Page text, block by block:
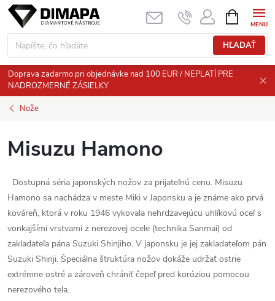
Prejsť
obsah
HĽADAŤ
KOŠÍK
Doprava zadarmo pri objednávke nad 100 EUR / NEPLATÍ PRE
NADROZMERNÉ ZÁSIELKY
Nože
Misuzu Hamono
Dostupná séria japonských nožov za prijateľnú cenu. Misuzu
Hamono sa nachádza v meste Miki v Japonsku a je známe ako prvá
kováreň, ktorá v roku 1946 vykovala nehrdzavejúcu uhlíkovú oceľ s
vonkajšími vrstvami z nerezovej ocele (technika Sanmai) od
zakladateľa pána Suzuki Shinjiho. V japonsku je jej zakladateľom pán
Suzuki Shinji. Špeciálna štruktúra nožov dokáže udržať ostrie
extrémne ostré a zároveň chrániť čepeľ pred koróziou pomocou
nerezového tela.